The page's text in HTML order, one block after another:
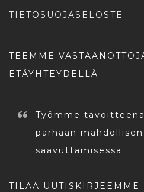
TIETOSUOJASELOSTE
TEEMME
ETÄYHTEYDELLÄ
Työmme
parhaan
saavuttamisessa
TILAA UUTISKIRJEEMME